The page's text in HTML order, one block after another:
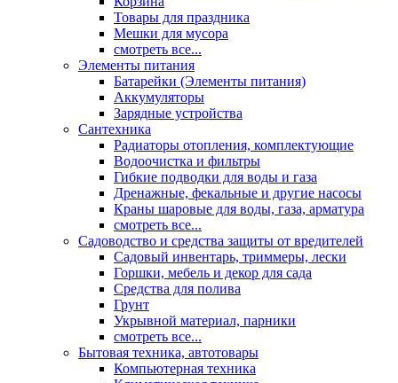
Товары для праздника
Мешки для мусора
смотреть все...
Элементы питания
Батарейки (Элементы питания)
Аккумуляторы
Зарядные устройства
Сантехника
Радиаторы отопления, комплектующие
Водоочистка и фильтры
Гибкие подводки для воды и газа
Дренажные, фекальные и другие насосы
Краны шаровые для воды, газа, арматура
смотреть все...
Садоводство и средства защиты от вредителей
Садовый инвентарь, триммеры, лески
Горшки, мебель и декор для сада
Средства для полива
Грунт
Укрывной материал, парники
смотреть все...
Бытовая техника, автотовары
Компьютерная техника